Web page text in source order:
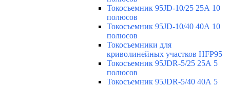
Токосъемник 95JD-10/25 25А 10
полюсов
Токосъемник 95JD-10/40 40А 10
полюсов
Токосъемники для
криволинейных участков HFP95
Токосъемник 95JDR-5/25 25А 5
полюсов
Токосъемник 95JDR-5/40 40А 5